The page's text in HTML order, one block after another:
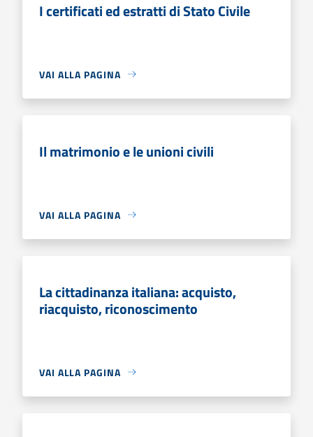
I certificati ed estratti di Stato Civile
VAI ALLA PAGINA
Il matrimonio e le unioni civili
VAI ALLA PAGINA
La cittadinanza italiana: acquisto,
riacquisto, riconoscimento
VAI ALLA PAGINA